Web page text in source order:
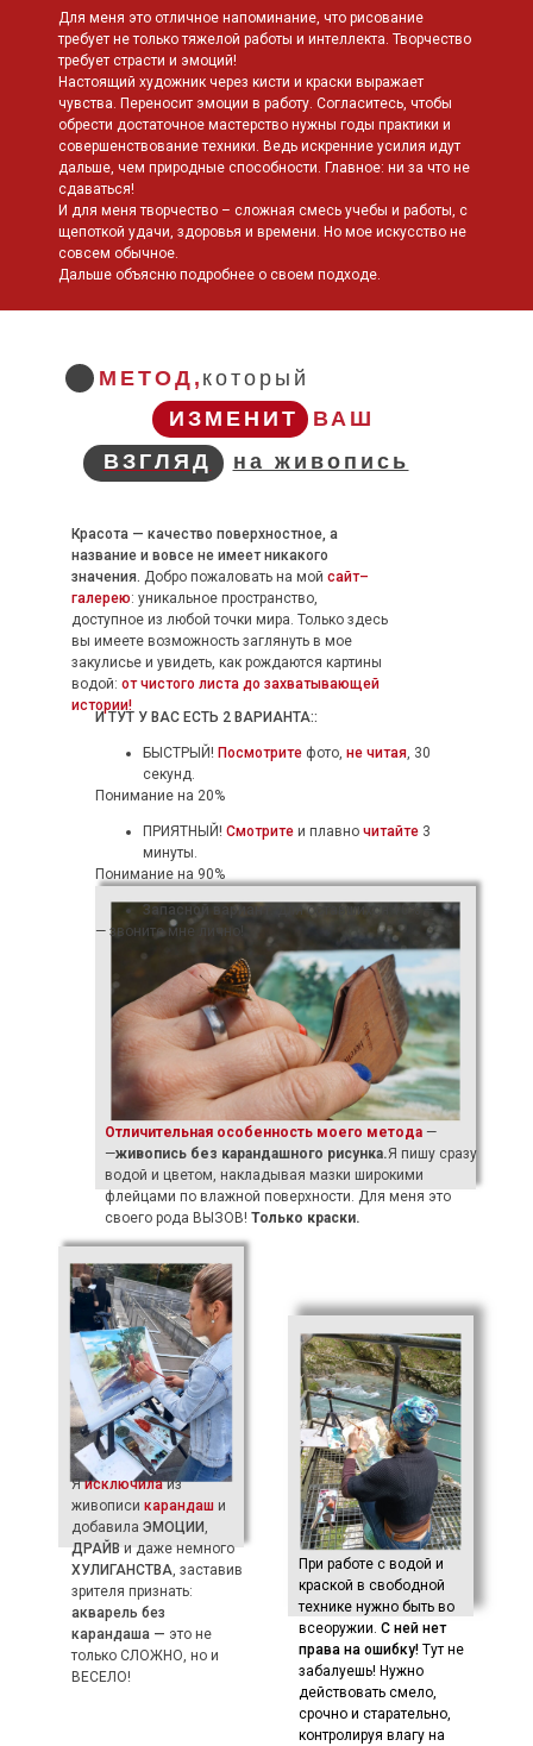
Для меня это отличное напоминание, что рисование
требует не только тяжелой работы и интеллекта. Творчество
требует страсти и эмоций!
Настоящий художник через кисти и краски выражает
чувства. Переносит эмоции в работу. Согласитесь, чтобы
обрести достаточное мастерство нужны годы практики и
совершенствование техники. Ведь искренние усилия идут
дальше, чем природные способности. Главное: ни за что не
сдаваться!
И для меня творчество – сложная смесь учебы и работы, с
щепоткой удачи, здоровья и времени. Но мое искусство не
совсем обычное.
Дальше объясню подробнее о своем подходе.
ВЗГЛЯД
МЕТОД,
ВАШ
на живопись
который
Отличительная особенность моего метода —
—живопись без карандашного рисунка.Я пишу сразу
водой и цветом, накладывая мазки широкими
флейцами по влажной поверхности. Для меня это
своего рода ВЫЗОВ! Только краски.
И ТУТ У ВАС ЕСТЬ 2 ВАРИАНТА::
БЫСТРЫЙ! Посмотрите фото, не читая, 30
секунд.
Понимание на 20%
ПРИЯТНЫЙ! Смотрите и плавно читайте 3
минуты.
Понимание на 90%
Запасной вариант:
для оставшихся 10% —
— звоните мне лично!
ИЗМЕНИТ
Красота — качество поверхностное, а
название и вовсе не имеет никакого
значения. Добро пожаловать на мой сайт–
галерею: уникальное пространство,
доступное из любой точки мира. Только здесь
вы имеете возможность заглянуть в мое
закулисье и увидеть, как рождаются картины
водой: от чистого листа до захватывающей
истории!
Яисключилаиз
живописи карандаш и
добавила ЭМОЦИИ ,
ДРАЙВи даже немного
ХУЛИГАНСТВА, заставив
зрителя признать:
акварель без
карандаша — это не
только СЛОЖНО, но и
ВЕСЕЛО!
При работе с водой и
краской в свободной
технике нужно быть во
всеоружии. С ней нет
права на ошибку! Тут не
забалуешь! Нужно
действовать смело,
срочно и старательно,
контролируя влагу на